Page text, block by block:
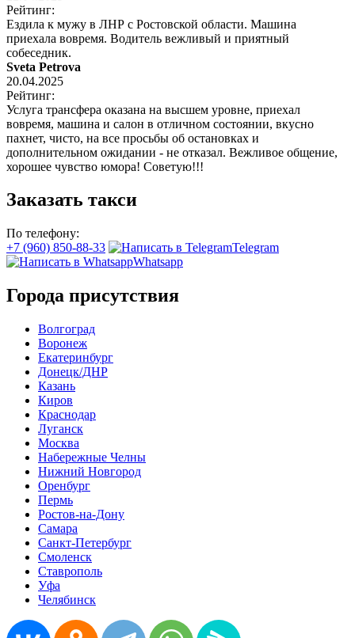
Рейтинг:
Ездила к мужу в ЛНР с Ростовской области. Машина
приехала вовремя. Водитель вежливый и приятный
собеседник.
Sveta Petrova
20.04.2025
Рейтинг:
Услуга трансфера оказана на высшем уровне, приехал
вовремя, машина и салон в отличном состоянии, вкусно
пахнет, чисто, на все просьбы об остановках и
дополнительном ожидании - не отказал. Вежливое общение,
хорошее чувство юмора! Советую!!!
Заказать такси
По телефону:
+7 (960) 850-88-33
Telegram
Whatsapp
Города присутствия
Волгоград
Воронеж
Екатеринбург
Донецк/ДНР
Казань
Киров
Краснодар
Луганск
Москва
Набережные Челны
Нижний Новгород
Оренбург
Пермь
Ростов-на-Дону
Самара
Санкт-Петербург
Смоленск
Ставрополь
Уфа
Челябинск